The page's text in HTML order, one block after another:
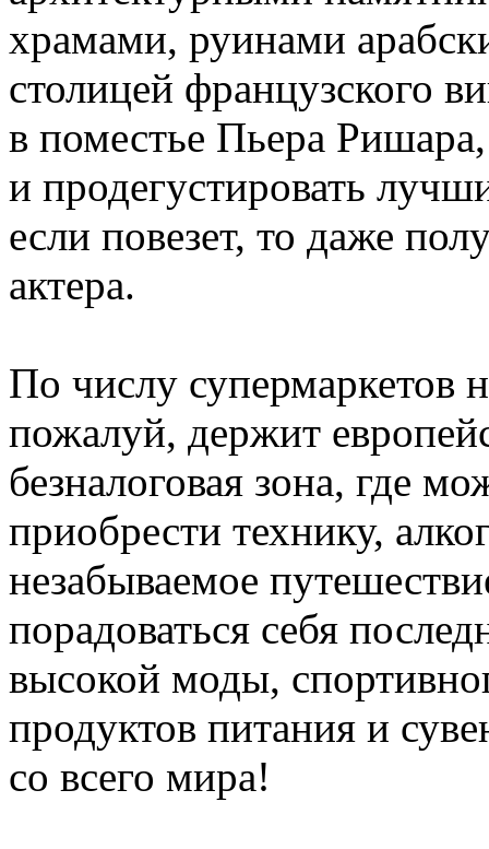
храмами, руинами
столицей французского
в поместье Пьера
и продегустировать
если повезет, то даже
актера.
По числу супермаркетов
пожалуй, держит
безналоговая зона, где
приобрести технику,
незабываемое
порадоваться себя
высокой моды,
продуктов питания и
со всего мира!